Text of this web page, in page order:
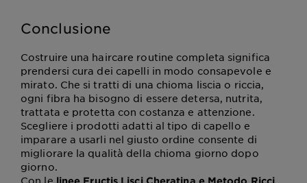
Conclusione
Costruire una haircare routine completa significa
prendersi cura dei capelli in modo consapevole e
mirato. Che si tratti di una chioma liscia o riccia,
ogni fibra ha bisogno di essere detersa, nutrita,
trattata e protetta con costanza e attenzione.
Scegliere i prodotti adatti al tipo di capello e
imparare a usarli nel giusto ordine consente di
migliorare la qualità della chioma giorno dopo
giorno.
Con le
,